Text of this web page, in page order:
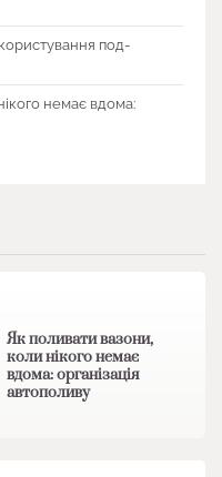
под-
немає вдома:
Як поливати вазони,
коли нікого немає
вдома: організація
автополиву